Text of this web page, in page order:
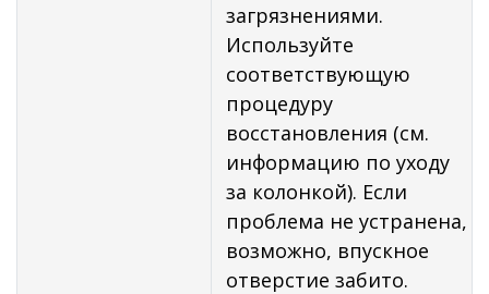
загрязнениями.
Используйте
соответствующую
процедуру
восстановления (см.
информацию по уходу
за колонкой). Если
проблема не устранена,
возможно, впускное
отверстие забито.